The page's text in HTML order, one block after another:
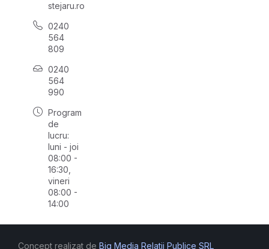
stejaru.ro
0240
564
809
0240
564
990
Program
de
lucru:
luni - joi
08:00 -
16:30,
vineri
08:00 -
14:00
Concept realizat de Big Media Relații Publice SRL